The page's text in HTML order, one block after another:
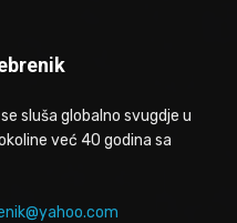
sluša globalno svugdje u
već 40 godina sa